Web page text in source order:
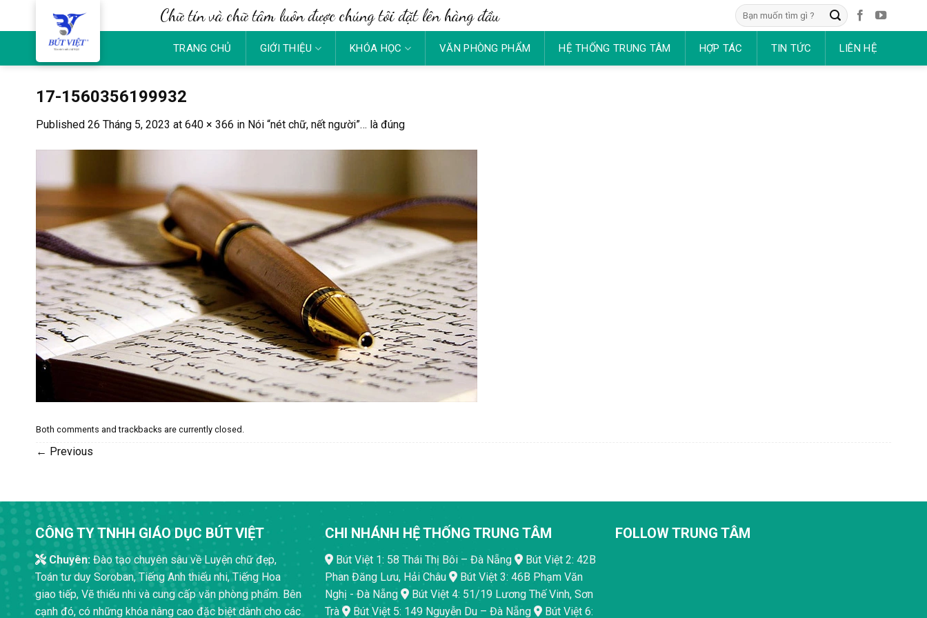
Chữ tín và chữ tâm luôn được chúng tôi đặt lên hàng đầu
Tìm
kiếm:
TRANG CHỦ GIỚI THIỆU KHÓA HỌC VĂN PHÒNG PHẨM HỆ THỐNG TRUNG TÂM HỢP TÁC TIN TỨC LIÊN HỆ
17-1560356199932
Published 26 Tháng 5, 2023 at 640 × 366 in Nói “nét chữ, nết người”… là đúng
Both comments and trackbacks are currently closed.
← Previous
CÔNG TY TNHH GIÁO DỤC BÚT VIỆT
Chuyên:Đào tạo chuyên sâu về Luyện chữ đẹp,
Toán tư duy Soroban, Tiếng Anh thiếu nhi, Tiếng Hoa
giao tiếp, Vẽ thiếu nhi và cung cấp văn phòng phẩm. Bên
cạnh đó, có những khóa nâng cao đặc biệt dành cho các
CHI NHÁNH HỆ THỐNG TRUNG TÂM
Bút Việt 1: 58 Thái Thị Bôi – Đà Nẵng
Bút Việt 2: 42B
Phan Đăng Lưu, Hải Châu
Bút Việt 3: 46B Phạm Văn
Nghị - Đà Nẵng
Bút Việt 4: 51/19 Lương Thế Vinh, Sơn
Trà
Bút Việt 5: 149 Nguyễn Du – Đà Nẵng Bút Việt 6:
FOLLOW TRUNG TÂM